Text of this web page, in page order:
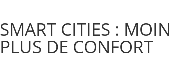
SMART CITIES :
PLUS DE CONFORT